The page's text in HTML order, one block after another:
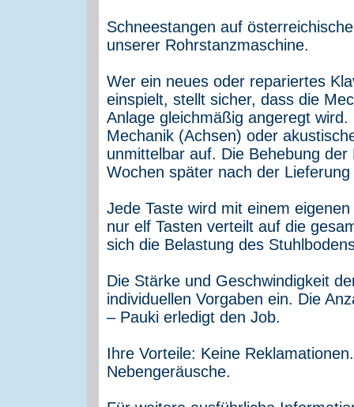
Schneestangen auf
unserer Rohrstanzmaschine.
Wer ein neues oder repariertes
einspielt, stellt sicher, dass die
Anlage gleichmäßig angeregt
Mechanik (Achsen) oder
unmittelbar auf. Die Behebung
Wochen später nach der
Jede Taste wird mit einem
nur elf Tasten verteilt auf die
sich die Belastung des
Die Stärke und Geschwindigkeit
individuellen Vorgaben ein. Die
– Pauki erledigt den Job.
Ihre Vorteile: Keine
Nebengeräusche.